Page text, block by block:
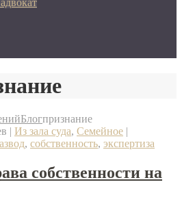
Блогпризнание
| Из зала суда, Семейное |
, собственность, экспертиза
собственности на